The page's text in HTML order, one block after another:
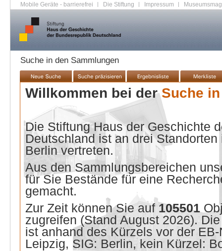
Mobile Geräte - barrierefrei | Die Stiftung | Impressum |
Suche in den Sammlungen
Willkommen bei derSuche
Die Stiftung Haus der Geschichte
Deutschland ist an drei
Berlin vertreten.
Aus den Sammlungsbereichen
für Sie Bestände für eine
gemacht.
Zur Zeit können Sie auf 105501
zugreifen (Stand August 2026).
ist anhand des Kürzels vor der
Leipzig, SIG: Berlin, kein Kürzel: